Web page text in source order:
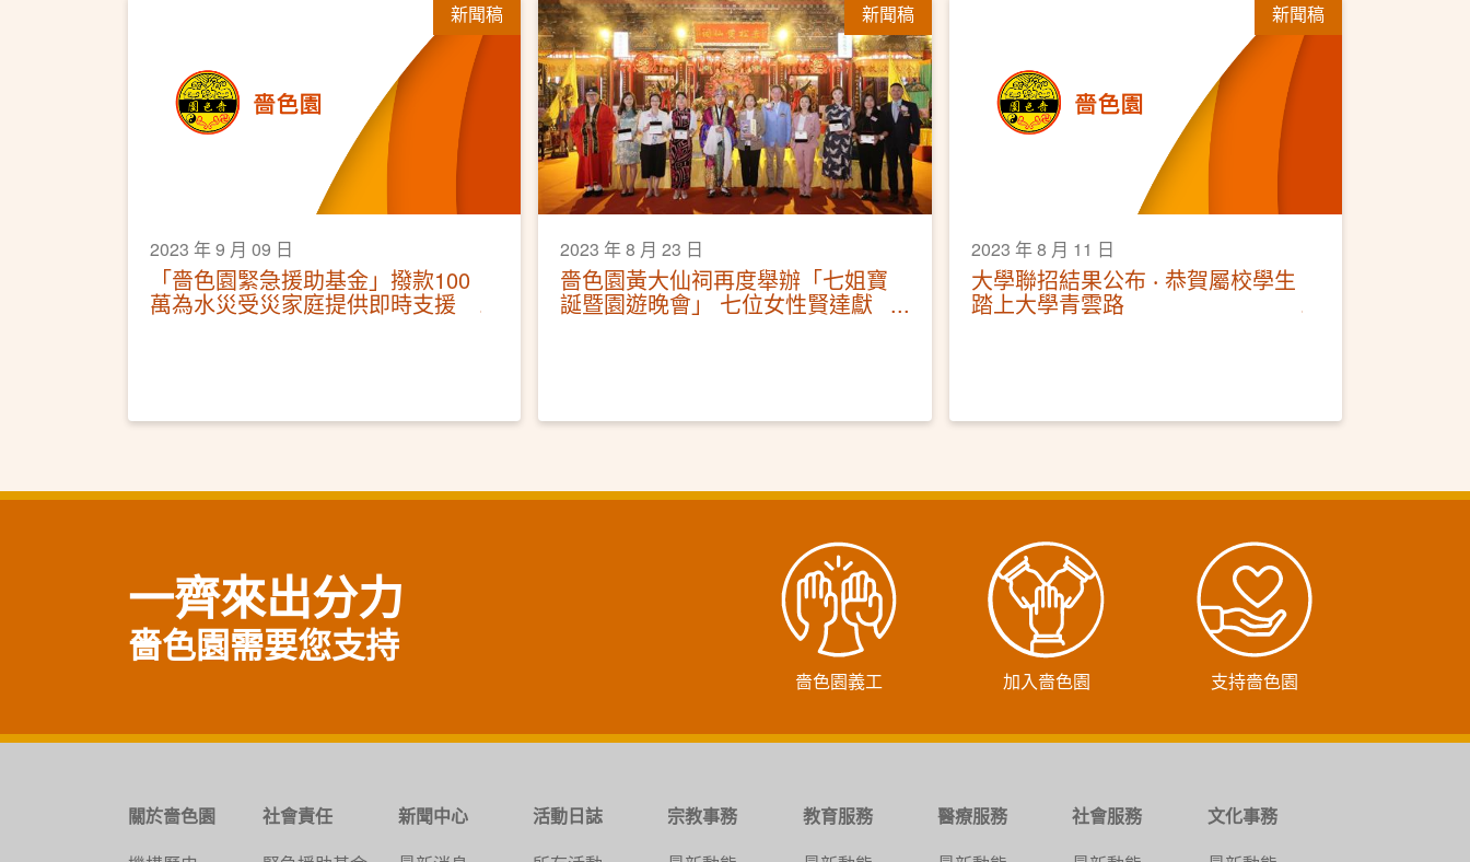
新聞稿
2023 年 9 月 09 日
「嗇色園緊急援助基金」撥款100
萬為水災受災家庭提供即時支援
新聞稿
2023 年 8 月 23 日
嗇色園黃大仙祠再度舉辦「七姐寶
誕暨園遊晚會」 七位女性賢達獻
新聞稿
2023 年 8 月 11 日
大學聯招結果公布 ‧ 恭賀屬校學生
踏上大學青雲路
一齊來出分力
嗇色園需要您支持
嗇色園義工 加入嗇色園 支持嗇色園
關於嗇色園
社會責任
新聞中心
活動日誌
宗教事務
教育服務
醫療服務
社會服務
文化事務